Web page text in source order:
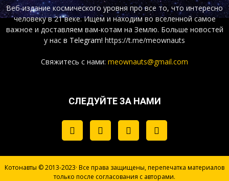
Веб-издание космического уровня про все то, что интересно
человеку в 21 веке. Ищем и находим во вселенной самое
важное и доставляем вам-котам на Землю. Больше новостей
у нас в Telegram! https://t.me/meownauts
Свяжитесь с нами: meownauts@gmail.com
СЛЕДУЙТЕ ЗА НАМИ
Котонавты © 2013-2023· Все права защищены, перепечатка материалов
только после согласования с авторами.